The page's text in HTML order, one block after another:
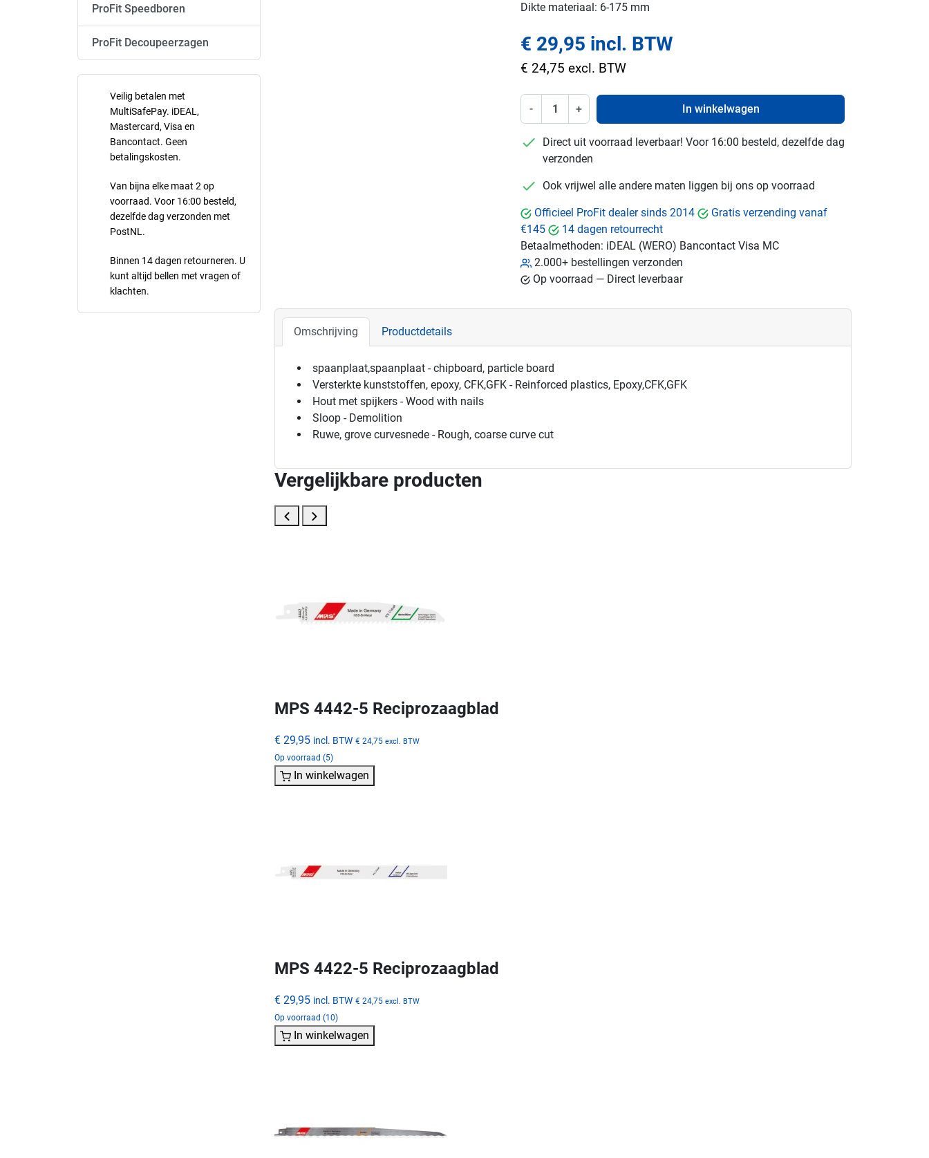
ProFit Speedboren
ProFit Decoupeerzagen
Veilig betalen met
MultiSafePay. iDEAL,
Mastercard, Visa en
Bancontact. Geen
betalingskosten.
Van bijna elke maat 2 op
voorraad. Voor 16:00 besteld,
dezelfde dag verzonden met
PostNL.
Binnen 14 dagen retourneren. U
kunt altijd bellen met vragen of
klachten.
Dikte materiaal: 6-175 mm
€ 29,95 incl. BTW
€ 24,75 excl. BTW
- + In winkelwagen
checkmark
Direct uit voorraad leverbaar! Voor 16:00 besteld, dezelfde dag
verzonden
checkmark
Ook vrijwel alle andere maten liggen bij ons op voorraad
Officieel ProFit dealer sinds 2014
Gratis verzending vanaf
€145
14 dagen retourrecht
Betaalmethoden: iDEAL (WERO) Bancontact Visa MC
2.000+ bestellingen verzonden
Op voorraad — Direct leverbaar
Omschrijving Productdetails
spaanplaat,spaanplaat - chipboard, particle board
Versterkte kunststoffen, epoxy, CFK,GFK - Reinforced plastics, Epoxy,CFK,GFK
Hout met spijkers - Wood with nails
Sloop - Demolition
Ruwe, grove curvesnede - Rough, coarse curve cut
Vergelijkbare producten
MPS 4442-5 Reciprozaagblad
€ 29,95 incl. BTW € 24,75 excl. BTW
Op voorraad (5)
In winkelwagen
MPS 4422-5 Reciprozaagblad
€ 29,95 incl. BTW € 24,75 excl. BTW
Op voorraad (10)
In winkelwagen